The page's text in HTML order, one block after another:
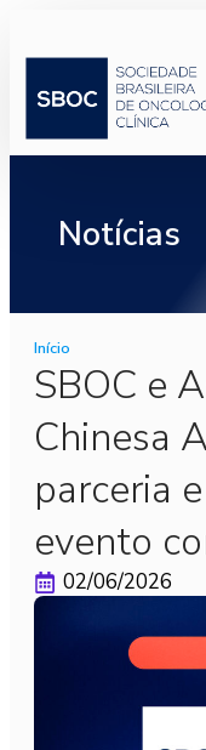
Notícias
Início
SBOC e
Chinesa
parceria
evento
02/06/2026